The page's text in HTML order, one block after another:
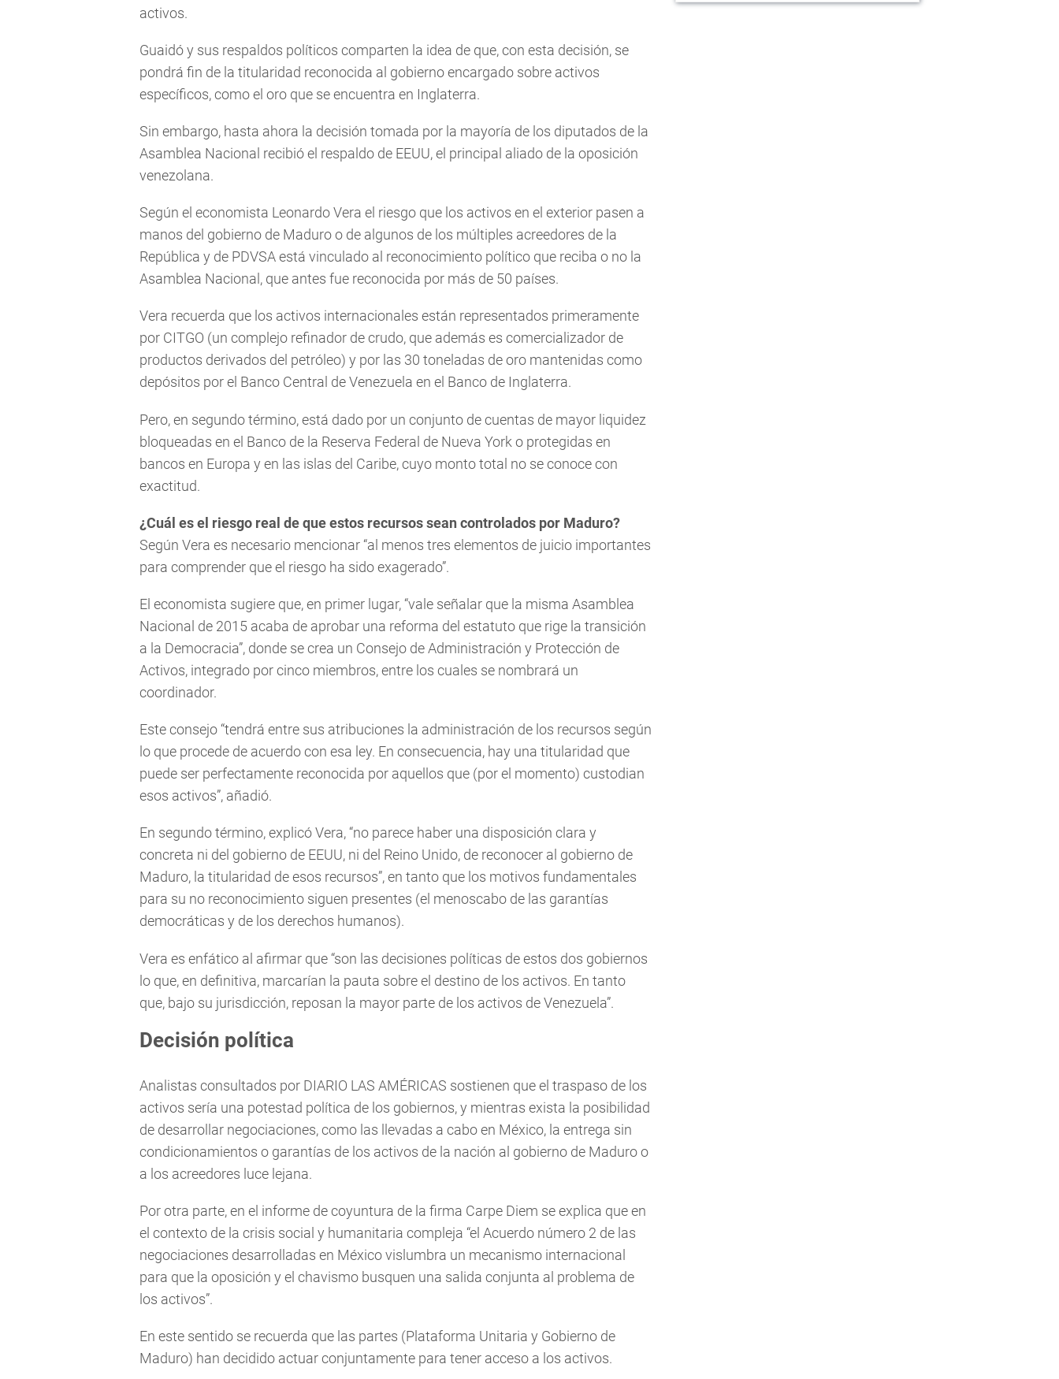
activos.
Guaidó y sus respaldos políticos comparten la idea de que, con esta decisión, se
pondrá fin de la titularidad reconocida al gobierno encargado sobre activos
específicos, como el oro que se encuentra en Inglaterra.
Sin embargo, hasta ahora la decisión tomada por la mayoría de los diputados de la
Asamblea Nacional recibió el respaldo de EEUU, el principal aliado de la oposición
venezolana.
Según el economista Leonardo Vera el riesgo que los activos en el exterior pasen a
manos del gobierno de Maduro o de algunos de los múltiples acreedores de la
República y de PDVSA está vinculado al reconocimiento político que reciba o no la
Asamblea Nacional, que antes fue reconocida por más de 50 países.
Vera recuerda que los activos internacionales están representados primeramente
por CITGO (un complejo refinador de crudo, que además es comercializador de
productos derivados del petróleo) y por las 30 toneladas de oro mantenidas como
depósitos por el Banco Central de Venezuela en el Banco de Inglaterra.
Pero, en segundo término, está dado por un conjunto de cuentas de mayor liquidez
bloqueadas en el Banco de la Reserva Federal de Nueva York o protegidas en
bancos en Europa y en las islas del Caribe, cuyo monto total no se conoce con
exactitud.
¿Cuál es el riesgo real de que estos recursos sean controlados por Maduro?
Según Vera es necesario mencionar “al menos tres elementos de juicio importantes
para comprender que el riesgo ha sido exagerado”.
El economista sugiere que, en primer lugar, “vale señalar que la misma Asamblea
Nacional de 2015 acaba de aprobar una reforma del estatuto que rige la transición
a la Democracia”, donde se crea un Consejo de Administración y Protección de
Activos, integrado por cinco miembros, entre los cuales se nombrará un
coordinador.
Este consejo “tendrá entre sus atribuciones la administración de los recursos según
lo que procede de acuerdo con esa ley. En consecuencia, hay una titularidad que
puede ser perfectamente reconocida por aquellos que (por el momento) custodian
esos activos”, añadió.
En segundo término, explicó Vera, “no parece haber una disposición clara y
concreta ni del gobierno de EEUU, ni del Reino Unido, de reconocer al gobierno de
Maduro, la titularidad de esos recursos”, en tanto que los motivos fundamentales
para su no reconocimiento siguen presentes (el menoscabo de las garantías
democráticas y de los derechos humanos).
Vera es enfático al afirmar que “son las decisiones políticas de estos dos gobiernos
lo que, en definitiva, marcarían la pauta sobre el destino de los activos. En tanto
que, bajo su jurisdicción, reposan la mayor parte de los activos de Venezuela”.
Decisión política
Analistas consultados por DIARIO LAS AMÉRICAS sostienen que el traspaso de los
activos sería una potestad política de los gobiernos, y mientras exista la posibilidad
de desarrollar negociaciones, como las llevadas a cabo en México, la entrega sin
condicionamientos o garantías de los activos de la nación al gobierno de Maduro o
a los acreedores luce lejana.
Por otra parte, en el informe de coyuntura de la firma Carpe Diem se explica que en
el contexto de la crisis social y humanitaria compleja “el Acuerdo número 2 de las
negociaciones desarrolladas en México vislumbra un mecanismo internacional
para que la oposición y el chavismo busquen una salida conjunta al problema de
los activos”.
En este sentido se recuerda que las partes (Plataforma Unitaria y Gobierno de
Maduro) han decidido actuar conjuntamente para tener acceso a los activos.